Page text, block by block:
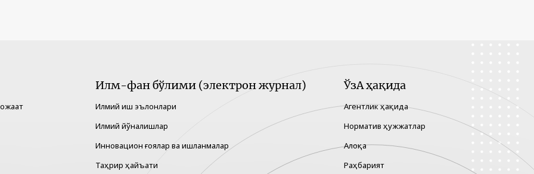
Илм-фан бўлими (электрон журнал)
Илмий иш эълонлари
Илмий йўналишлар
Инновацион ғоялар ва ишланмалар
Таҳрир ҳайъати
ЎзА ҳақида
Агентлик ҳақида
Норматив ҳужжатлар
Алоқа
Раҳбарият